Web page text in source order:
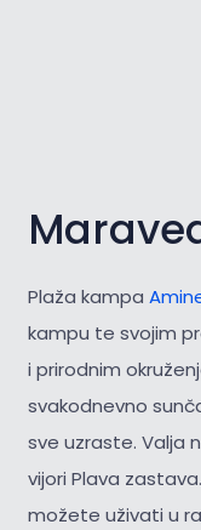
Plaža kampa
kampu te svojim
i prirodnim
svakodnevno
sve uzraste. Valja
vijori Plava
možete uživati u